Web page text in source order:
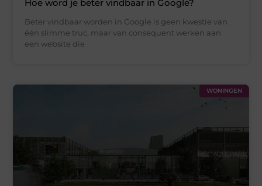
Hoe word je beter vindbaar in Google?
Beter vindbaar worden in Google is geen kwestie van
één slimme truc, maar van consequent werken aan
een website die
WONINGEN